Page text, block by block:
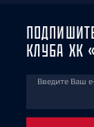
КЛУБА ХК
Введите Ваш